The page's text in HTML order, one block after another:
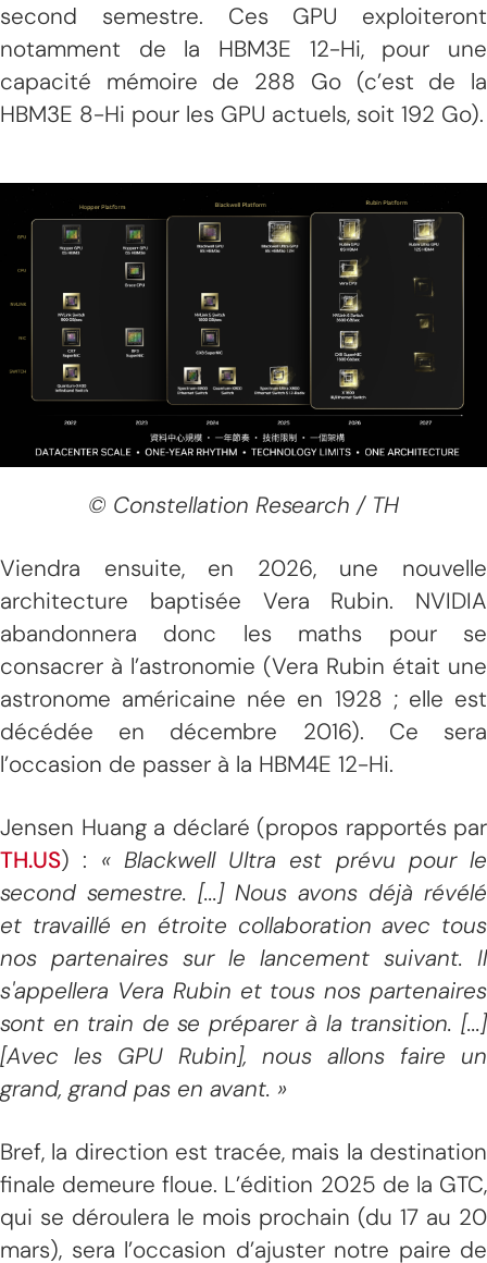
second semestre. Ces GPU exploiteront
notamment de la HBM3E 12-Hi, pour une
capacité mémoire de 288 Go (c’est de la
HBM3E 8-Hi pour les GPU actuels, soit 192 Go).
© Constellation Research / TH
Viendra ensuite, en 2026, une nouvelle
architecture baptisée Vera Rubin. NVIDIA
abandonnera donc les maths pour se
consacrer à l’astronomie (Vera Rubin était une
astronome américaine née en 1928 ; elle est
décédée en décembre 2016). Ce sera
l’occasion de passer à la HBM4E 12-Hi.
Jensen Huang a déclaré (propos rapportés par
TH.US) : « Blackwell Ultra est prévu pour le
second semestre. [...] Nous avons déjà révélé
et travaillé en étroite collaboration avec tous
nos partenaires sur le lancement suivant. Il
s'appellera Vera Rubin et tous nos partenaires
sont en train de se préparer à la transition. [...]
[Avec les GPU Rubin], nous allons faire un
grand, grand pas en avant. »
Bref, la direction est tracée, mais la destination
finale demeure floue. L’édition 2025 de la GTC,
qui se déroulera le mois prochain (du 17 au 20
mars), sera l’occasion d’ajuster notre paire de